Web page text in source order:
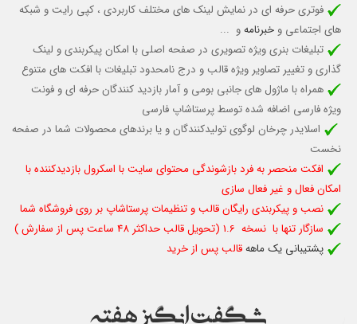
فوتری حرفه ای در نمایش لینک های مختلف کاربردی ، کپی رایت و شبکه
های اجتماعی و خبرنامهو ...
تبلیغات بنری ویژه تصویری در صفحه اصلی با امکان پیکربندی و لینک
گذاری و تغییر تصاویر ویژه قالب و درج نامحدود تبلیغات با افکت های متنوع
همراه با ماژول های جانبی بومی و آمار بازدید کنندگان حرفه ای و فونت
ویژه فارسی اضافه شده توسط پرستاشاپ فارسی
اسلایدر چرخان لوگوی تولیدکنندگان و یا برندهای محصولات شما در صفحه
نخست
افکت منحصر به فرد بازشوندگی محتوای سایت با اسکرول بازدیدکننده با
امکان فعال و غیر فعال سازی
نصب و پیکربندی رایگان قالب و تنظیمات پرستاشاپ بر روی فروشگاه شما
سازگار تنها با نسخه 1.6 (تحویل قالب حداکثر 48 ساعت پس از سفارش )
پشتیبانی یک ماههقالب پس از خرید
شگفت انگیز هفته